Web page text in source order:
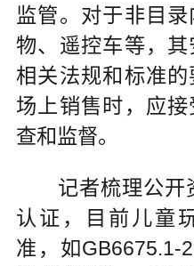
监管。对于非目
物、遥控车等，
相关法规和标准
场上销售时，应
查和监督。
记者梳理公开
认证，目前儿童
准，如GB6675.1-